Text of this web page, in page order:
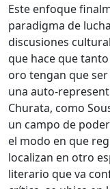
Este enfoque
paradigma de
discusiones
que hace que
oro tengan que
una auto-
Churata, como
un campo de
el modo en que
localizan en otro
literario que va